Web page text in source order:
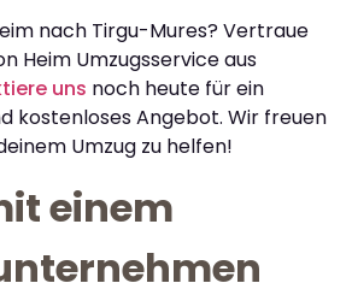
nach Tirgu-Mures? Vertraue
Heim Umzugsservice aus
uns noch heute für ein
kostenloses Angebot. Wir freuen
Umzug zu helfen!
einem